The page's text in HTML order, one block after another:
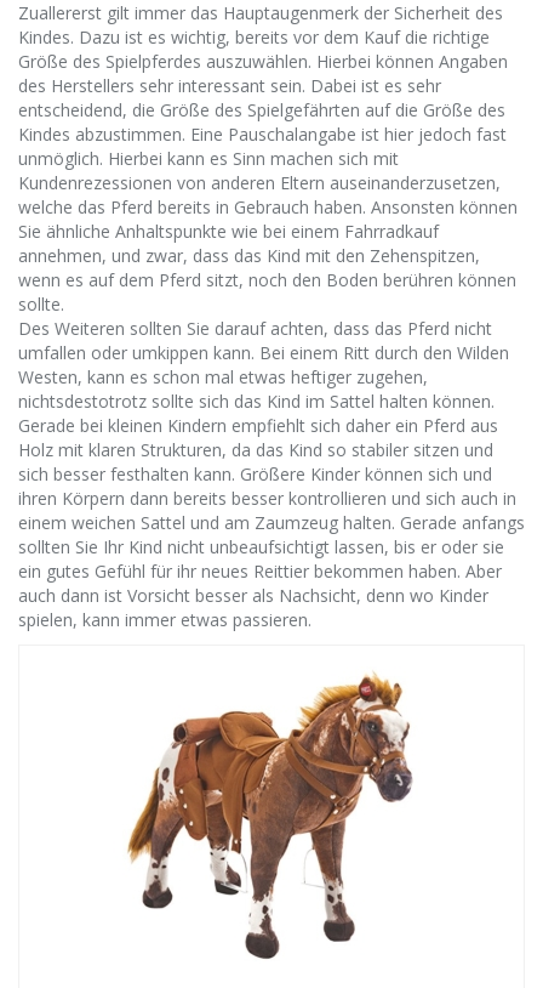
Zuallererst gilt immer das Hauptaugenmerk der Sicherheit des
Kindes. Dazu ist es wichtig, bereits vor dem Kauf die richtige
Größe des Spielpferdes auszuwählen. Hierbei können Angaben
des Herstellers sehr interessant sein. Dabei ist es sehr
entscheidend, die Größe des Spielgefährten auf die Größe des
Kindes abzustimmen. Eine Pauschalangabe ist hier jedoch fast
unmöglich. Hierbei kann es Sinn machen sich mit
Kundenrezessionen von anderen Eltern auseinanderzusetzen,
welche das Pferd bereits in Gebrauch haben. Ansonsten können
Sie ähnliche Anhaltspunkte wie bei einem Fahrradkauf
annehmen, und zwar, dass das Kind mit den Zehenspitzen,
wenn es auf dem Pferd sitzt, noch den Boden berühren können
sollte.
Des Weiteren sollten Sie darauf achten, dass das Pferd nicht
umfallen oder umkippen kann. Bei einem Ritt durch den Wilden
Westen, kann es schon mal etwas heftiger zugehen,
nichtsdestotrotz sollte sich das Kind im Sattel halten können.
Gerade bei kleinen Kindern empfiehlt sich daher ein Pferd aus
Holz mit klaren Strukturen, da das Kind so stabiler sitzen und
sich besser festhalten kann. Größere Kinder können sich und
ihren Körpern dann bereits besser kontrollieren und sich auch in
einem weichen Sattel und am Zaumzeug halten. Gerade anfangs
sollten Sie Ihr Kind nicht unbeaufsichtigt lassen, bis er oder sie
ein gutes Gefühl für ihr neues Reittier bekommen haben. Aber
auch dann ist Vorsicht besser als Nachsicht, denn wo Kinder
spielen, kann immer etwas passieren.